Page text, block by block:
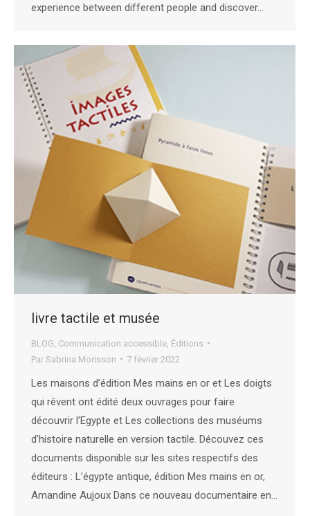
experience between different people and discover…
livre tactile et musée
BLOG Communication accessible Éditions
Par Sabrina Morisson 7 février 2022
Les maisons d’édition Mes mains en or et Les doigts
qui rêvent ont édité deux ouvrages pour faire
découvrir l’Egypte et Les collections des muséums
d’histoire naturelle en version tactile. Découvez ces
documents disponible sur les sites respectifs des
éditeurs : L’égypte antique, édition Mes mains en or,
Amandine Aujoux Dans ce nouveau documentaire en…